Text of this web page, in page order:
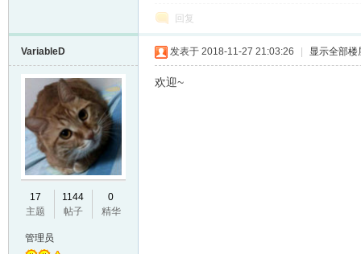
回复
VariableD
17
主题
1144
帖子
0
精华
管理员
发表于 2018-11-27 21:03:26 显示全部楼
欢迎~